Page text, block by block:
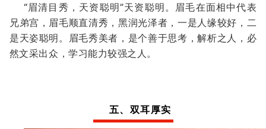
“眉清目秀，天资聪明”天资聪明。眉毛在面相中代表
兄弟宫，眉毛顺直清秀，黑润光泽者，一是人缘较好，二
是天姿聪明。眉毛秀美者，是个善于思考，解析之人，必
然文采出众，学习能力较强之人。
五、双耳厚实